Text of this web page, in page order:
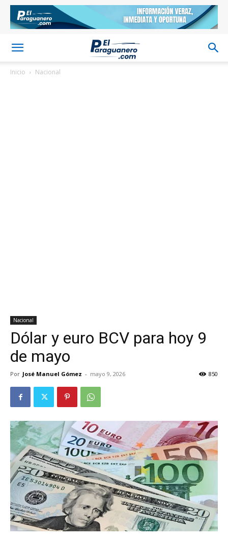
Inicio Nacional
Nacional
Dólar y euro BCV para hoy 9
de mayo
Por José Manuel Gómez - mayo 9, 2026 850